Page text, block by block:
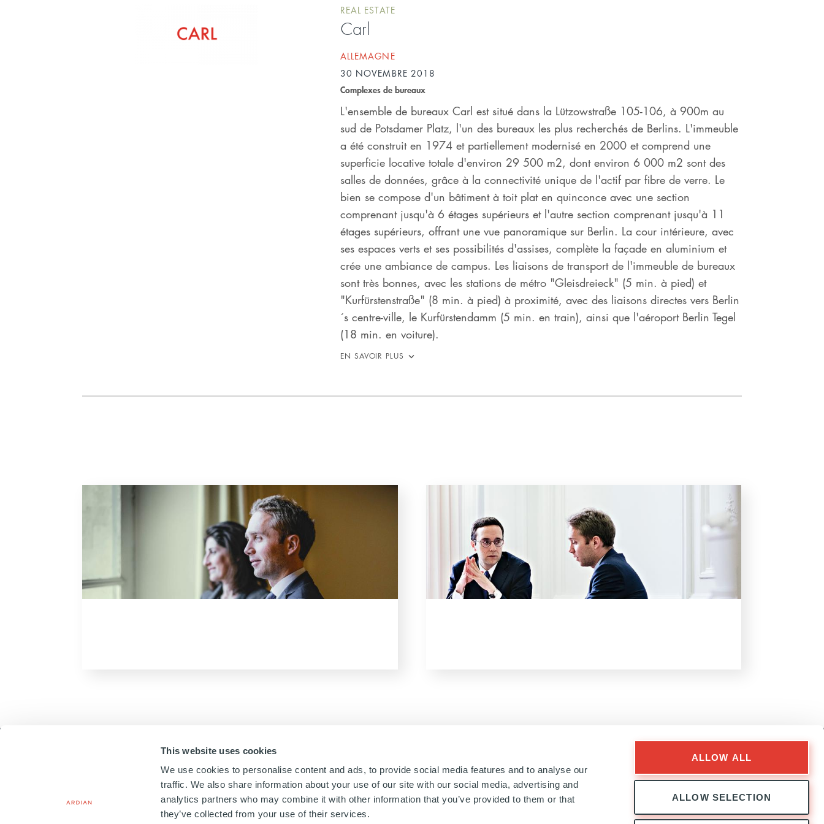
This website uses cookies
We use cookies to personalise content and ads, to provide social media features and to analyse our
traffic. We also share information about your use of our site with our social media, advertising and
analytics partners who may combine it with other information that you’ve provided to them or that
they’ve collected from your use of their services.
ALLOW ALL
ALLOW SELECTION
REAL ESTATE
Carl
ALLEMAGNE
30 NOVEMBRE 2018
Complexes de bureaux
L'ensemble de bureaux Carl est situé dans la Lützowstraße 105-106, à 900m au
sud de Potsdamer Platz, l'un des bureaux les plus recherchés de Berlins. L'immeuble
a été construit en 1974 et partiellement modernisé en 2000 et comprend une
superficie locative totale d'environ 29 500 m2, dont environ 6 000 m2 sont des
salles de données, grâce à la connectivité unique de l'actif par fibre de verre. Le
bien se compose d'un bâtiment à toit plat en quinconce avec une section
comprenant jusqu'à 6 étages supérieurs et l'autre section comprenant jusqu'à 11
étages supérieurs, offrant une vue panoramique sur Berlin. La cour intérieure, avec
ses espaces verts et ses possibilités d'assises, complète la façade en aluminium et
crée une ambiance de campus. Les liaisons de transport de l'immeuble de bureaux
sont très bonnes, avec les stations de métro "Gleisdreieck" (5 min. à pied) et
"Kurfürstenstraße" (8 min. à pied) à proximité, avec des liaisons directes vers Berlin
´s centre-ville, le Kurfürstendamm (5 min. en train), ainsi que l'aéroport Berlin Tegel
(18 min. en voiture).
EN SAVOIR PLUS
20, PLACE VENDÔME
75001 PARIS, FRANCE
Follow
Follow
Follow
Ardian